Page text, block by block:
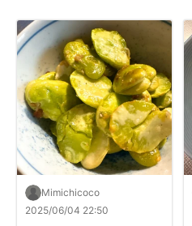
Mimichicoco
2025/06/04 22:50